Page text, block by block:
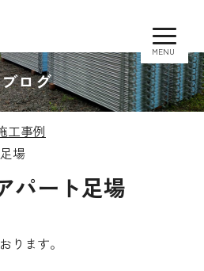
MENU
ブログ
工事例
場
パート足場
ります。